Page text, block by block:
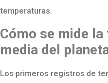
temperaturas.
Cómo se mide
media del
Los primeros registros de